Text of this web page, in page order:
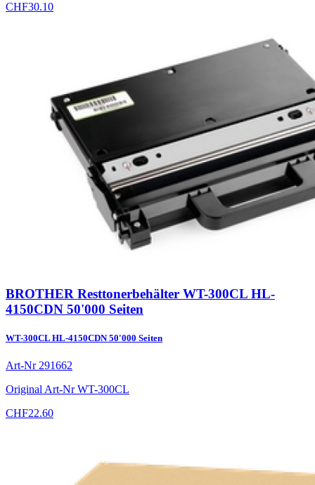
CHF30.10
BROTHER Resttonerbehälter WT-300CL HL-
4150CDN 50'000 Seiten
WT-300CL HL-4150CDN 50'000 Seiten
Art-Nr 291662
Original Art-NrWT-300CL
CHF22.60